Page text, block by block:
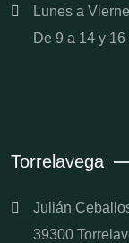
Lunes a
De 9 a 14 y 16
Torrelavega
Julián
39300